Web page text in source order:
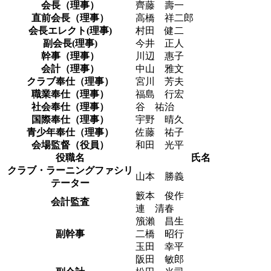
会長（理事）
齊藤 壽一
直前会長（理事）
高橋 祥二郎
会長エレクト(理事)
村田 健二
副会長(理事)
今井 正人
幹事（理事）
川辺 惠子
会計（理事）
中山 雅文
クラブ奉仕（理事）
宮川 芳夫
職業奉仕（理事）
福島 行宏
社会奉仕（理事）
谷 祐治
国際奉仕（理事）
宇野 晴久
青少年奉仕（理事）
佐藤 祐子
会場監督（役員）
和田 光平
役職名
氏名
クラブ・ラーニングファシリ
テーター
山本 勝義
会計監査
籔本 俊作
連 清春
副幹事
籏瀨 昌生
二橋 昭行
玉田 幸平
阪田 敏郎